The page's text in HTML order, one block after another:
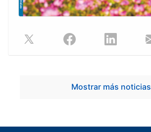
Mostrar más noticias